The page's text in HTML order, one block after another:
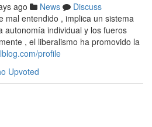
ago News
Discuss
mal entendido , implica un sistema
autonomía individual y los fueros
, el liberalismo ha promovido la
profile
Upvoted